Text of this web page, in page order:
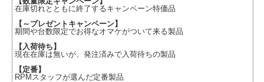
在庫切れとともに終了するキャンペーン特価品
【～プレゼントキャンペーン】
期間や台数限定でお得なオマケがついて来る製品
【入荷待ち】
現在在庫は無いが、発注済みで入荷待ちの製品
【定番】
RPMスタッフが選んだ定番製品